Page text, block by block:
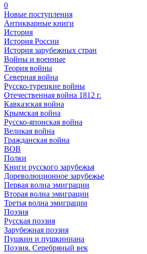
0
Новые поступления
Антикварные книги
История
История России
История зарубежных стран
Войны и военные
Теория войны
Северная война
Русско-турецкие войны
Отечественная война 1812 г.
Кавказская война
Крымская война
Русско-японская война
Великая война
Гражданская война
ВОВ
Полки
Книги русского зарубежья
Дореволюционное зарубежье
Первая волна эмиграции
Вторая волна эмиграции
Третья волна эмиграции
Поэзия
Русская поэзия
Зарубежная поэзия
Пушкин и пушкиниана
Поэзия. Серебряный век